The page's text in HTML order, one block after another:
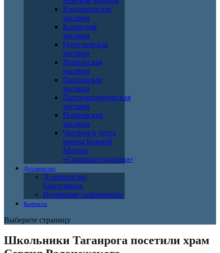
Владимирская
часовня
Казанская
часовня
Георгиевская
часовня
Никольская
часовня
Павловская
часовня
Пантелеимоновская
часовня
Покровская
часовня
Часовня в честь
иконы Божией
Матери
«Скоропослушница»
Духовенство
Духовенство
благочиния
Почившие священники
Контакты
Выберите страницу
Школьники Таганрога посетили храм